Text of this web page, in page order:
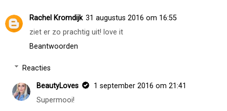
Rachel Kromdijk 31 augustus 2016 om 16:55
ziet er zo prachtig uit! love it
Beantwoorden
Reacties
BeautyLoves
1 september 2016 om 21:41
Supermooi!